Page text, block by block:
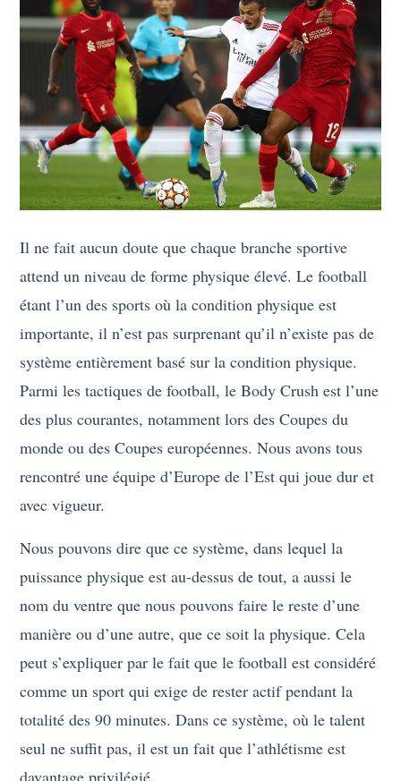
Il ne fait aucun doute que chaque branche sportive
attend un niveau de forme physique élevé. Le football
étant l’un des sports où la condition physique est
importante, il n’est pas surprenant qu’il n’existe pas de
système entièrement basé sur la condition physique.
Parmi les tactiques de football, le Body Crush est l’une
des plus courantes, notamment lors des Coupes du
monde ou des Coupes européennes. Nous avons tous
rencontré une équipe d’Europe de l’Est qui joue dur et
avec vigueur.
Nous pouvons dire que ce système, dans lequel la
puissance physique est au-dessus de tout, a aussi le
nom du ventre que nous pouvons faire le reste d’une
manière ou d’une autre, que ce soit la physique. Cela
peut s’expliquer par le fait que le football est considéré
comme un sport qui exige de rester actif pendant la
totalité des 90 minutes. Dans ce système, où le talent
seul ne suffit pas, il est un fait que l’athlétisme est
davantage privilégié.